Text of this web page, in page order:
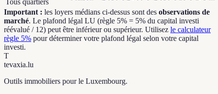
Important : les loyers médians ci-dessus sont des observations de
marché. Le plafond légal LU (règle 5% = 5% du capital investi
réévalué / 12) peut être inférieur ou supérieur. Utilisez le calculateur
règle 5% pour déterminer votre plafond légal selon votre capital
investi.
T
tevaxia.lu
Outils immobiliers pour le Luxembourg.